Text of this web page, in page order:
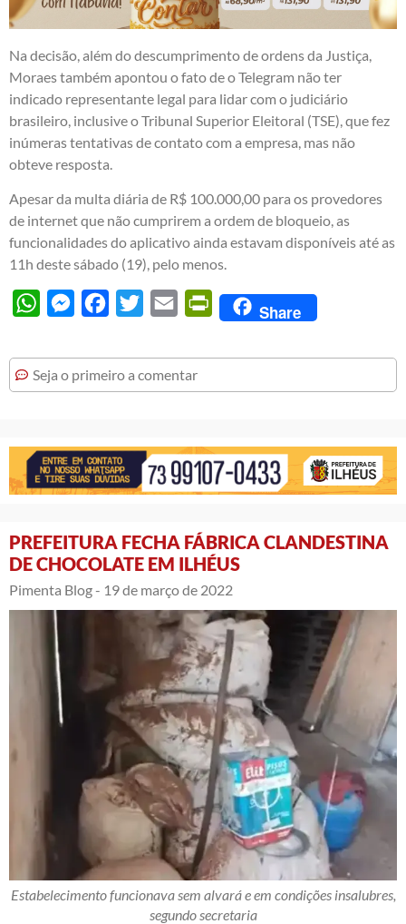
Na decisão, além do descumprimento de ordens da Justiça,
Moraes também apontou o fato de o Telegram não ter
indicado representante legal para lidar com o judiciário
brasileiro, inclusive o Tribunal Superior Eleitoral (TSE), que fez
inúmeras tentativas de contato com a empresa, mas não
obteve resposta.
Apesar da multa diária de R$ 100.000,00 para os provedores
de internet que não cumprirem a ordem de bloqueio, as
funcionalidades do aplicativo ainda estavam disponíveis até as
11h deste sábado (19), pelo menos.
WhatsAppMessengerFacebook
Twitter Email PrintFriendly
Share
Seja o primeiro a comentar
PREFEITURA FECHA FÁBRICA CLANDESTINA
DE CHOCOLATE EM ILHÉUS
Pimenta Blog - 19 de março de 2022
Estabelecimento funcionava sem alvará e em condições insalubres,
segundo secretaria